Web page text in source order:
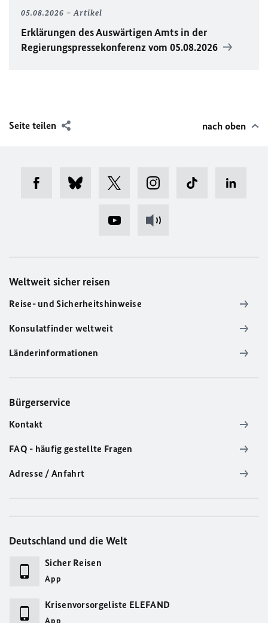
05.08.2026 Artikel
Erklärungen des Auswärtigen Amts in der
Regierungspressekonferenz vom 05.08.2026
Seite teilen nach oben
Weltweit sicher reisen
Reise- und Sicherheitshinweise
Konsulatfinder weltweit
Länderinformationen
Bürgerservice
Kontakt
FAQ - häufig gestellte Fragen
Adresse / Anfahrt
Deutschland und die Welt
Sicher Reisen
App
Krisenvorsorgeliste ELEFAND
App